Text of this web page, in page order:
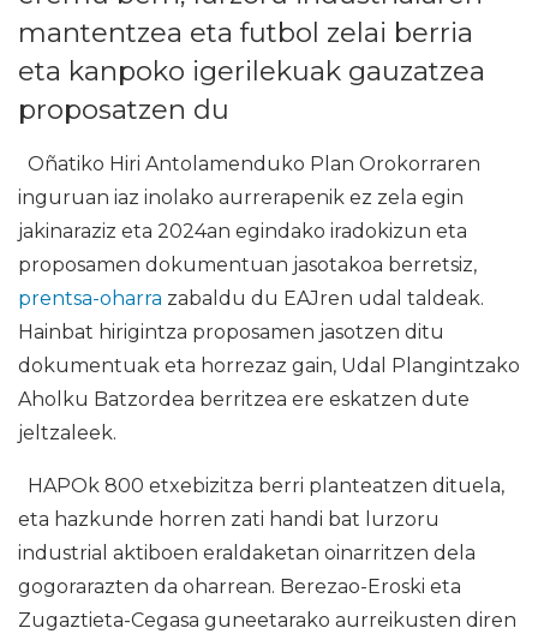
mantentzea eta futbol zelai berria
eta kanpoko igerilekuak gauzatzea
proposatzen du
Oñatiko Hiri Antolamenduko Plan Orokorraren
inguruan iaz inolako aurrerapenik ez zela egin
jakinaraziz eta 2024an egindako iradokizun eta
proposamen dokumentuan jasotakoa berretsiz,
prentsa-oharra zabaldu du EAJren udal taldeak.
Hainbat hirigintza proposamen jasotzen ditu
dokumentuak eta horrezaz gain, Udal Plangintzako
Aholku Batzordea berritzea ere eskatzen dute
jeltzaleek.
HAPOk 800 etxebizitza berri planteatzen dituela,
eta hazkunde horren zati handi bat lurzoru
industrial aktiboen eraldaketan oinarritzen dela
gogorarazten da oharrean. Berezao-Eroski eta
Zugaztieta-Cegasa guneetarako aurreikusten diren